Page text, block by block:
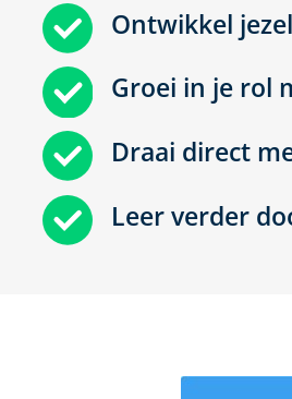
Ontwikkel
Groei in je rol
Draai direct
Leer verder